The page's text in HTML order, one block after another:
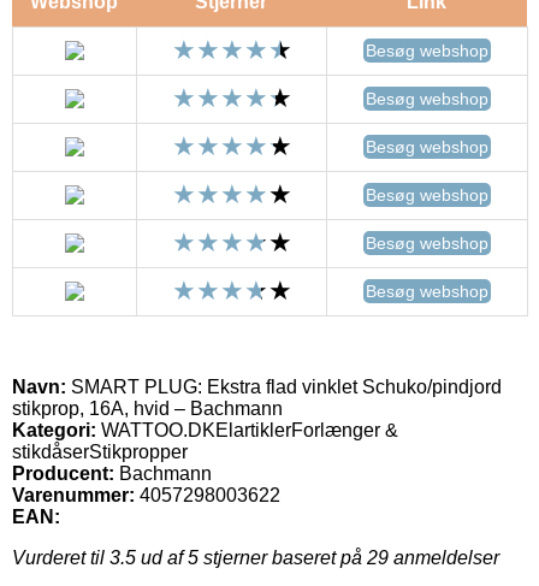
Besøg webshop
Besøg webshop
Besøg webshop
Besøg webshop
Besøg webshop
Besøg webshop
Navn: SMART PLUG: Ekstra flad vinklet Schuko/pindjord
stikprop, 16A, hvid – Bachmann
Kategori: WATTOO.DKElartiklerForlænger &
stikdåserStikpropper
Producent: Bachmann
Varenummer: 4057298003622
EAN:
Vurderet til 3.5 ud af 5 stjerner baseret på 29 anmeldelser